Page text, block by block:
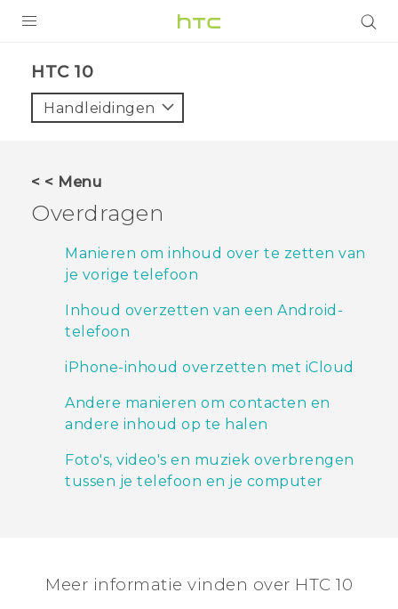
VIVE
HTC Club
SUPPORT
HTC-apparaten & -accessoires
VIVERSE
Aanmelden
HTC 10‎
Handleidingen
< < Menu
Overdragen
Manieren om inhoud over te zetten van
je vorige telefoon
Inhoud overzetten van een Android-
telefoon
iPhone-inhoud overzetten met iCloud
Andere manieren om contacten en
andere inhoud op te halen
Foto's, video's en muziek overbrengen
tussen je telefoon en je computer
Meer informatie vinden over HTC 10